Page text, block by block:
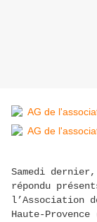
Samedi
répondu
l’Association
Haute-